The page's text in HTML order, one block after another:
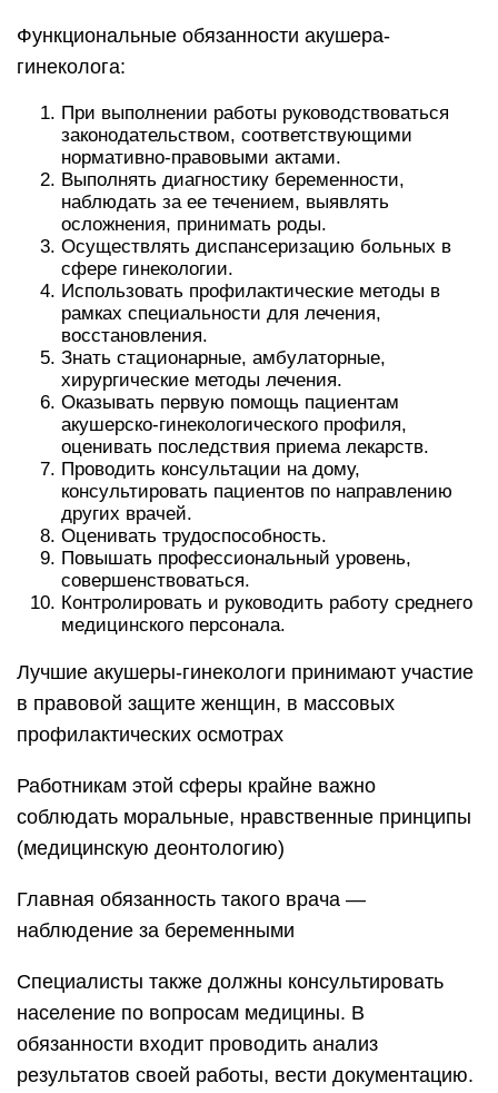
Функциональные обязанности акушера-
гинеколога:
При выполнении работы руководствоваться
законодательством, соответствующими
нормативно-правовыми актами.
Выполнять диагностику беременности,
наблюдать за ее течением, выявлять
осложнения, принимать роды.
Осуществлять диспансеризацию больных в
сфере гинекологии.
Использовать профилактические методы в
рамках специальности для лечения,
восстановления.
Знать стационарные, амбулаторные,
хирургические методы лечения.
Оказывать первую помощь пациентам
акушерско-гинекологического профиля,
оценивать последствия приема лекарств.
Проводить консультации на дому,
консультировать пациентов по направлению
других врачей.
Оценивать трудоспособность.
Повышать профессиональный уровень,
совершенствоваться.
Контролировать и руководить работу среднего
медицинского персонала.
Лучшие акушеры-гинекологи принимают участие
в правовой защите женщин, в массовых
профилактических осмотрах
Работникам этой сферы крайне важно
соблюдать моральные, нравственные принципы
(медицинскую деонтологию)
Главная обязанность такого врача —
наблюдение за беременными
Специалисты также должны консультировать
население по вопросам медицины. В
обязанности входит проводить анализ
результатов своей работы, вести документацию.